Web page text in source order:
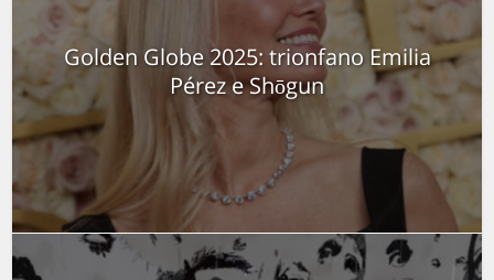
Golden Globe 2025: trionfano Emilia
Pérez e Shōgun